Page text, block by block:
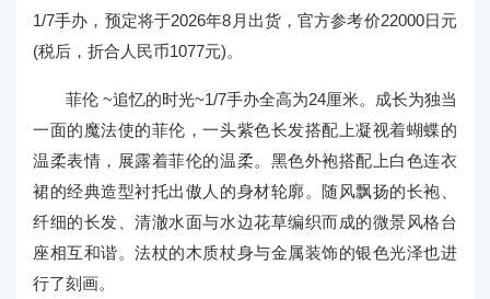
1/7手办，预定将于2026年8月出货，官方参考价22000日元
(税后，折合人民币1077元)。
菲伦 ~追忆的时光~1/7手办全高为24厘米。成长为独当
一面的魔法使的菲伦，一头紫色长发搭配上凝视着蝴蝶的
温柔表情，展露着菲伦的温柔。黑色外袍搭配上白色连衣
裙的经典造型衬托出傲人的身材轮廓。随风飘扬的长袍、
纤细的长发、清澈水面与水边花草编织而成的微景风格台
座相互和谐。法杖的木质杖身与金属装饰的银色光泽也进
行了刻画。